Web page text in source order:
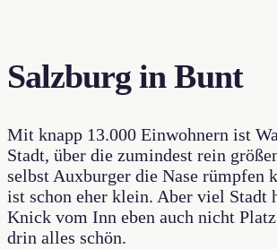
Salzburg in Bunt
Mit knapp 13.000 Einwohnern ist
Stadt, über die zumindest rein
selbst Auxburger die Nase rümpfen
ist schon eher klein. Aber viel Stadt
Knick vom Inn eben auch nicht
drin alles schön.